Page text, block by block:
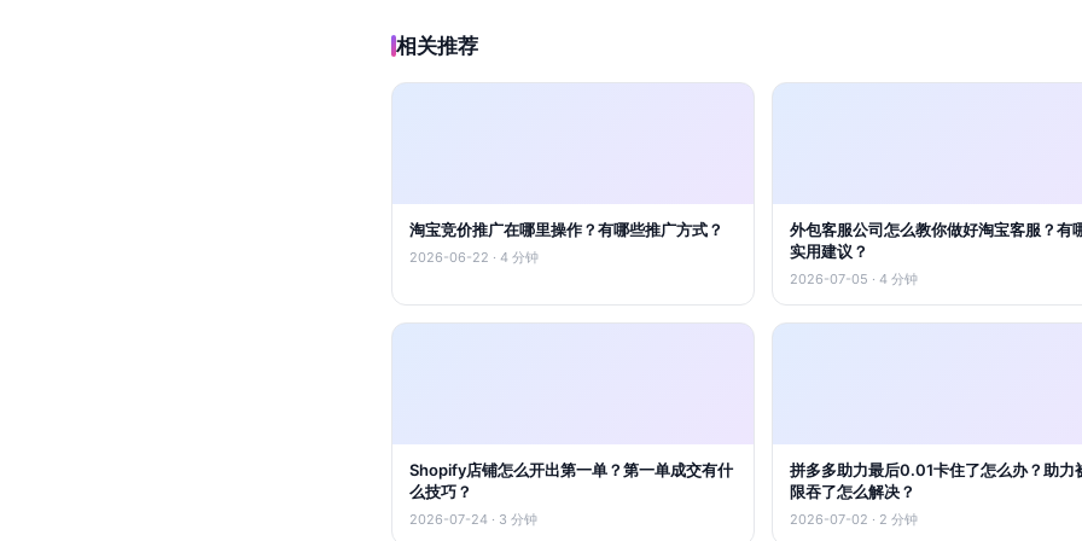
相关推荐
淘宝竞价推广在哪里操作？有哪些推广方式？
2026-06-22 · 4 分钟
外包客服公司怎么教你做好淘宝客服？有
实用建议？
2026-07-05 · 4 分钟
Shopify店铺怎么开出第一单？第一单成交有什
么技巧？
2026-07-24 · 3 分钟
拼多多助力最后0.01卡住了怎么办？助力
限吞了怎么解决？
2026-07-02 · 2 分钟